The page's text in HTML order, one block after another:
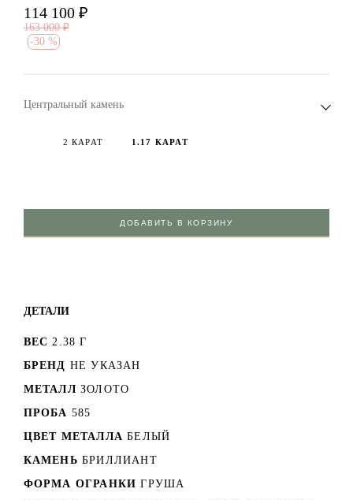
114 100 ₽
163 000 ₽
-30 %
Центральный камень
2 КАРАТ 1.17 КАРАТ
ДОБАВИТЬ В КОРЗИНУ
ДЕТАЛИ
ВЕС 2.38 Г
БРЕНД НЕ УКАЗАН
МЕТАЛЛ ЗОЛОТО
ПРОБА 585
ЦВЕТ МЕТАЛЛА БЕЛЫЙ
КАМЕНЬ БРИЛЛИАНТ
ФОРМА ОГРАНКИ ГРУША